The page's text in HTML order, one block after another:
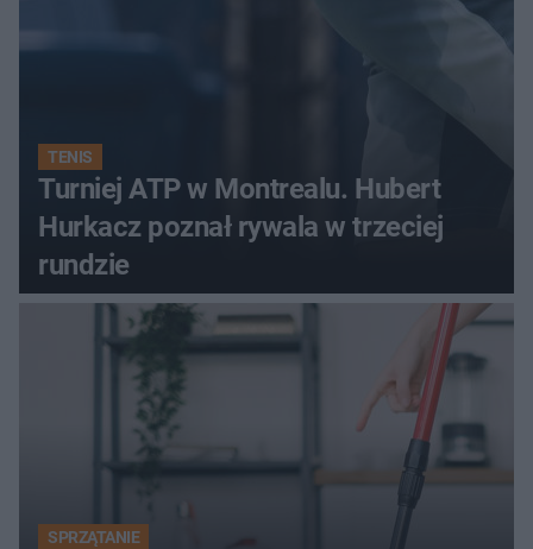
TENIS
Turniej ATP w Montrealu. Hubert
Hurkacz poznał rywala w trzeciej
rundzie
SPRZĄTANIE